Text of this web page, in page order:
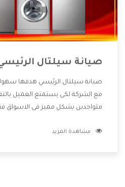
صيانة سيلتال
صيانة سيلتال الرئيسي هدفها
مع الشركة لكى يستمتع العميل
متواجدين بشكل مميز فى الاسواق
الشركة بها والتى تكون منها خدمة
مشاهدة المزيد